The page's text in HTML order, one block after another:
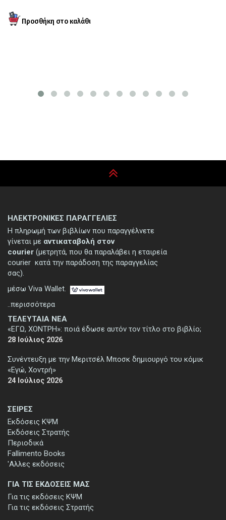
ΣΕΙΡΕΣ
Εκδόσεις ΚΨΜ
Εκδόσεις Στρατής
Περιοδικά
Fallimento Books
'Αλλες εκδόσεις
ΤΕΛΕΥΤΑΙΑ ΝΕΑ
«ΕΓΩ, ΧΟΝΤΡΗ»: ποιά έδωσε αυτόν τον τίτλο στο βιβλίο;
28 Ιούλιος 2026
Συνέντευξη με την Μεριτσέλ Μποσκ δημιουργό του κόμικ
«Εγώ, Χοντρή»
24 Ιούλιος 2026
ΓΙΑ ΤΙΣ ΕΚΔΟΣΕΙΣ ΜΑΣ
Για τις εκδόσεις ΚΨΜ
Για τις εκδόσεις Στρατής
ΗΛΕΚΤΡΟΝΙΚΕΣ ΠΑΡΑΓΓΕΛΙΕΣ
Η πληρωμή των βιβλίων που παραγγέλνετε
γίνεται με αντικαταβολή στον
courier (μετρητά, που θα παραλάβει η εταιρεία
courier κατά την παράδοση της παραγγελίας
σας).
μέσω Viva Wallet.
..περισσότερα